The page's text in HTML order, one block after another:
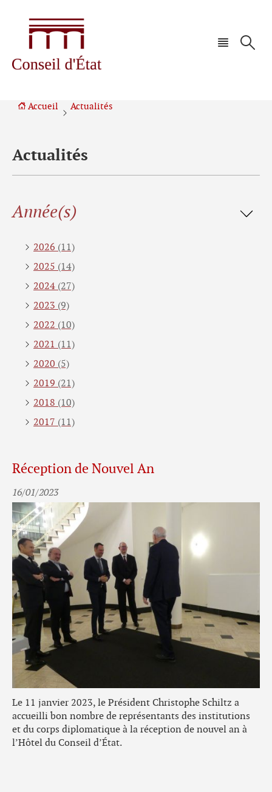
contenu
Accueil Actualités
Actualités
Filtrer
les
Année(s)
2026 (11)
2025 (14)
2024 (27)
2023 (9)
2022 (10)
2021 (11)
2020 (5)
2019 (21)
2018 (10)
2017 (11)
Réception de Nouvel An
16/01/2023
Le 11 janvier 2023, le Président Christophe Schiltz a
accueilli bon nombre de représentants des institutions
et du corps diplomatique à la réception de nouvel an à
l’Hôtel du Conseil d’État.